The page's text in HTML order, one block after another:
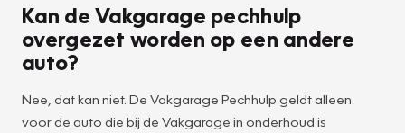
Kan de Vakgarage pechhulp
overgezet worden op een andere
auto?
Nee, dat kan niet. De Vakgarage Pechhulp geldt alleen
voor de auto die bij de Vakgarage in onderhoud is